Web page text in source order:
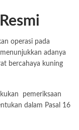
operasi pada
adanya
bercahaya kuning
pemeriksaan
dalam Pasal 16